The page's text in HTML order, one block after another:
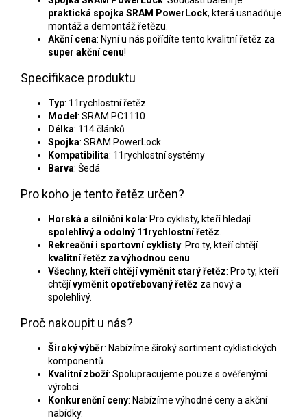
praktická spojka SRAM PowerLock, která usnadňuje
montáž a demontáž řetězu.
Akční cena: Nyní u nás pořídíte tento kvalitní řetěz za
super akční cenu!
Specifikace produktu
Typ: 11rychlostní řetěz
Model : SRAM PC1110
Délka: 114 článků
Spojka: SRAM PowerLock
Kompatibilita: 11rychlostní systémy
Barva: Šedá
Pro koho je tento řetěz určen?
Horská a silniční kola: Pro cyklisty, kteří hledají
spolehlivý a odolný 11rychlostní řetěz
Rekreační i sportovní cyklisty: Pro ty, kteří chtějí
kvalitní řetěz za výhodnou cenu
Všechny, kteří chtějí vyměnit starý řetěz: Pro ty, kteří
chtějívyměnit opotřebovaný řetěz za nový a
spolehlivý.
Proč nakoupit u nás?
Široký výběr: Nabízíme široký sortiment cyklistických
komponentů.
Kvalitní zboží: Spolupracujeme pouze s ověřenými
výrobci.
Konkurenční ceny: Nabízíme výhodné ceny a akční
nabídky.